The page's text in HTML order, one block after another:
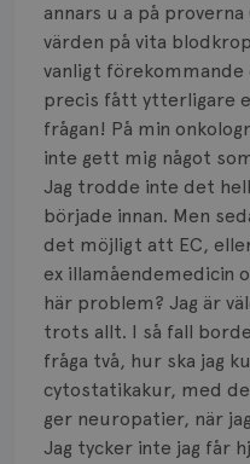
annars u a på
värden på vita
vanligt förekommande
precis fått ytterligare
frågan! På min
inte gett mig något
Jag trodde inte det
började innan. Men
det möjligt att EC,
ex illamåendemedicin
här problem? Jag är
trots allt. I så fall
fråga två, hur ska jag
cytostatikakur, med
ger neuropatier, när
Jag tycker inte jag får
Strålning
Vätska